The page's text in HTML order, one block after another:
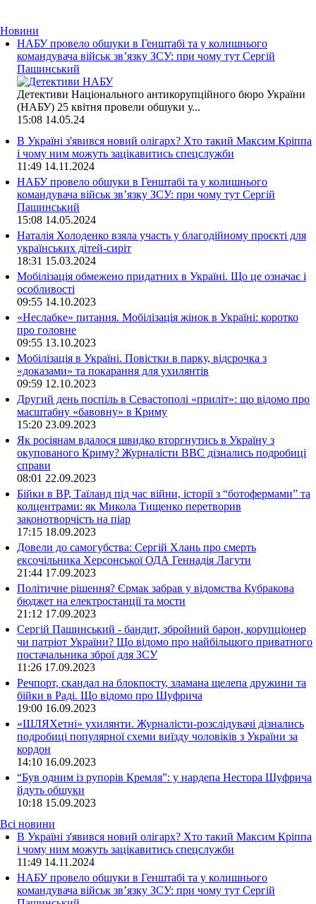
Новини
НАБУ провело обшуки в Генштабі та у колишнього
командувача військ зв’язку ЗСУ: при чому тут Сергій
Пашинський
Детективи Національного антикорупційного бюро України
(НАБУ) 25 квітня провели обшуки у...
15:08 14.05.24
В Україні з'явився новий олігарх? Хто такий Максим Кріппа
і чому ним можуть зацікавитись спецслужби
11:49 14.11.2024
НАБУ провело обшуки в Генштабі та у колишнього
командувача військ зв’язку ЗСУ: при чому тут Сергій
Пашинський
15:08 14.05.2024
Наталія Холоденко взяла участь у благодійному проєкті для
українських дітей-сиріт
18:31 15.03.2024
Мобілізація обмежено придатних в Україні. Що це означає і
особливості
09:55 14.10.2023
«Неслабке» питання. Мобілізація жінок в Україні: коротко
про головне
09:55 13.10.2023
Мобілізація в Україні. Повістки в парку, відсрочка з
«доказами» та покарання для ухилянтів
09:59 12.10.2023
Другий день поспіль в Севастополі «приліт»: що відомо про
масштабну «бавовну» в Криму
15:20 23.09.2023
Як росіянам вдалося швидко вторгнутись в Україну з
окупованого Криму? Журналісти ВВС дізнались подробиці
справи
08:01 22.09.2023
Бійки в ВР, Таїланд під час війни, історії з “ботофермами” та
колцентрами: як Микола Тищенко перетворив
законотворчість на піар
17:15 18.09.2023
Довели до самогубства: Сергій Хлань про смерть
ексочільника Херсонської ОДА Геннадія Лагути
21:44 17.09.2023
Політичне рішення? Єрмак забрав у відомства Кубракова
бюджет на електростанції та мости
21:12 17.09.2023
Сергій Пашинський - бандит, збройний барон, корупціонер
чи патріот України? Що відомо про найбільшого приватного
постачальника зброї для ЗСУ
11:26 17.09.2023
Речпорт, скандал на блокпосту, зламана щелепа дружини та
бійки в Раді. Що відомо про Шуфрича
19:00 16.09.2023
«ШЛЯХетні» ухилянти. Журналісти-розслідувачі дізнались
подробиці популярної схеми виїзду чоловіків з України за
кордон
14:10 16.09.2023
“Був одним із рупорів Кремля”: у нардепа Нестора Шуфрича
йдуть обшуки
10:18 15.09.2023
Всі новини
В Україні з'явився новий олігарх? Хто такий Максим Кріппа
і чому ним можуть зацікавитись спецслужби
11:49 14.11.2024
НАБУ провело обшуки в Генштабі та у колишнього
командувача військ зв’язку ЗСУ: при чому тут Сергій